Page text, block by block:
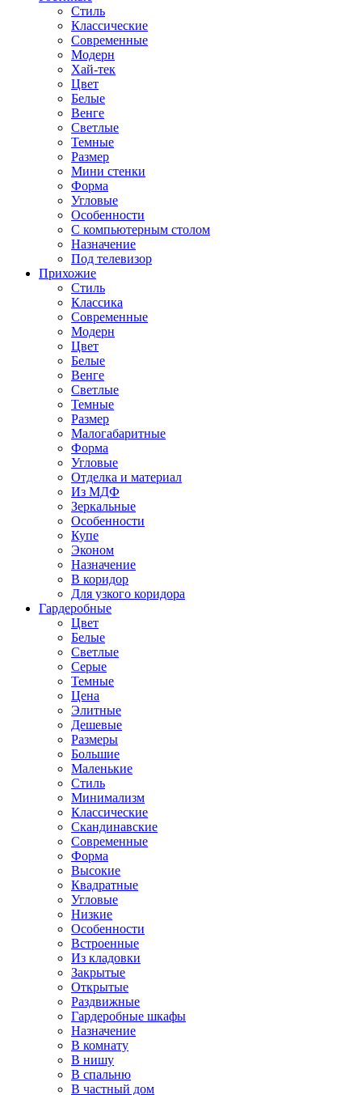
Стиль
Классические
Современные
Модерн
Хай-тек
Цвет
Белые
Венге
Светлые
Темные
Размер
Мини стенки
Форма
Угловые
Особенности
С компьютерным столом
Назначение
Под телевизор
Прихожие
Стиль
Классика
Современные
Модерн
Цвет
Белые
Венге
Светлые
Темные
Размер
Малогабаритные
Форма
Угловые
Отделка и материал
Из МДФ
Зеркальные
Особенности
Купе
Эконом
Назначение
В коридор
Для узкого коридора
Гардеробные
Цвет
Белые
Светлые
Серые
Темные
Цена
Элитные
Дешевые
Размеры
Большие
Маленькие
Стиль
Минимализм
Классические
Скандинавские
Современные
Форма
Высокие
Квадратные
Угловые
Низкие
Особенности
Встроенные
Из кладовки
Закрытые
Открытые
Раздвижные
Гардеробные шкафы
Назначение
В комнату
В нишу
В спальню
В частный дом